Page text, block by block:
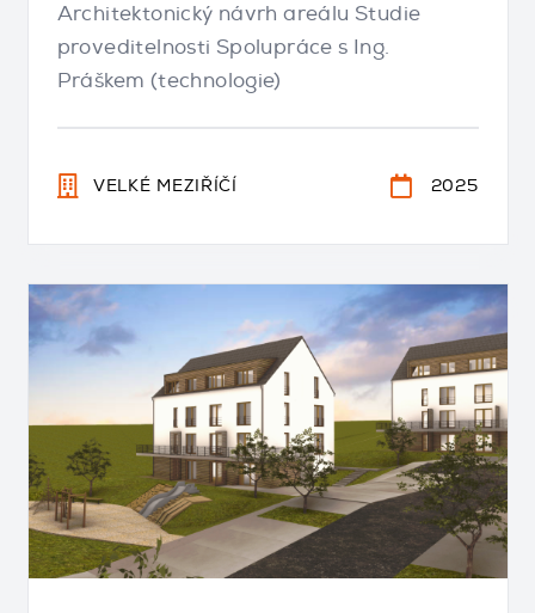
Architektonický návrh areálu Studie
proveditelnosti Spolupráce s Ing.
Práškem (technologie)
VELKÉ MEZIŘÍČÍ 2025